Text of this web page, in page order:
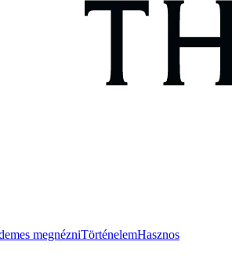
megnézniTörténelemHasznos